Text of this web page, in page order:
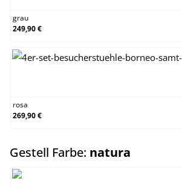
grau
249,90 €
rosa
269,90 €
Gestell Farbe: natura